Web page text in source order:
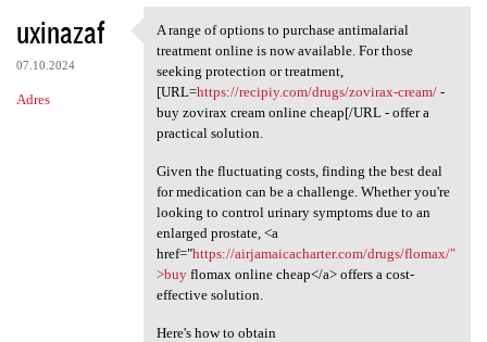
uxinazaf
07.10.2024
Adres
A range of options to
A range of options to purchase antimalarial
treatment online is now available. For those
seeking protection or treatment,
[URL=https://recipiy.com/drugs/zovirax-cream/-
buy zovirax cream online cheap[/URL - offer a
practical solution.
Given the fluctuating costs, finding the best deal
for medication can be a challenge. Whether you're
looking to control urinary symptoms due to an
enlarged prostate, <a
href="https://airjamaicacharter.com/drugs/flomax/"
>buyflomax online cheap</a> offers a cost-
effective solution.
Here's how to obtain